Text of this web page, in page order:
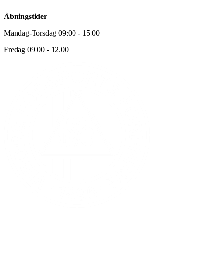
Åbningstider
Mandag-Torsdag 09:00 - 15:00
Fredag 09.00 - 12.00